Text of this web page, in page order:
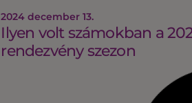
2024 december 13.
Ilyen volt számokban a
rendezvény szezon